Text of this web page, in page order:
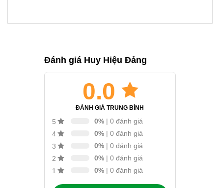
Đánh giá Huy Hiệu Đảng
0.0
ĐÁNH GIÁ TRUNG BÌNH
5 0% | 0 đánh giá
4
0% | 0 đánh giá
3
0% | 0 đánh giá
2
0% | 0 đánh giá
1
0% | 0 đánh giá